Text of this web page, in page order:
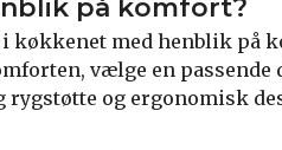
på komfort?
køkkenet med henblik på
vælge en passende
og ergonomisk